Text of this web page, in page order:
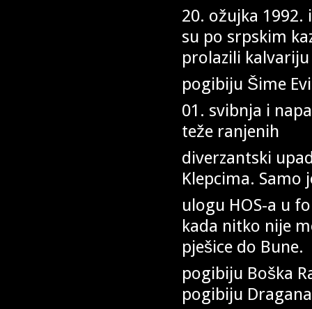
20. ožujka
su po srpskim
prolazili
pogibiju Šime
01. svibnja i
teže ranjenih
diverzantski
Klepcima.
ulogu HOS-a u
kada nitko nije
pješice do Bune.
pogibiju Boška
pogibiju